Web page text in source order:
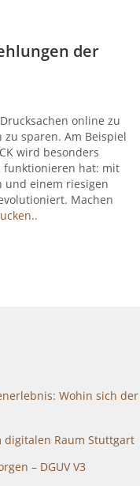
der
online zu
sparen. Am Beispiel
wird besonders
funktionieren hat: mit
und einem riesigen
Machen
Wohin sich der
digitalen Raum Stuttgart
– DGUV V3